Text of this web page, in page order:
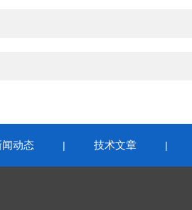
闻动态 | 技术文章 |